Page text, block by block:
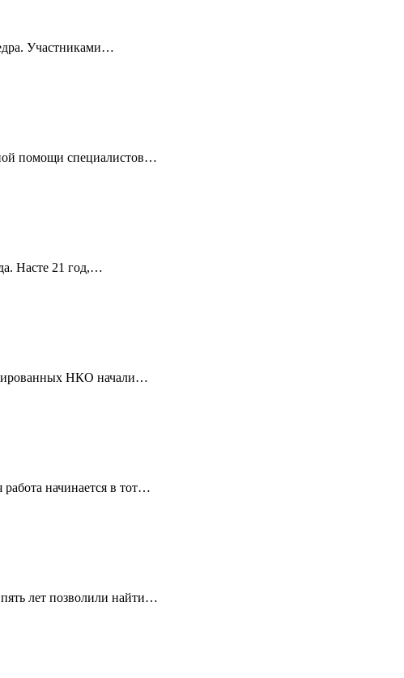
Участниками…
помощи специалистов…
Насте 21 год,…
НКО начали…
начинается в тот…
лет позволили найти…